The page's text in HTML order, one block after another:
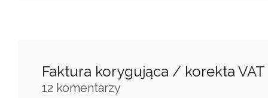
Faktura korygująca / korekta VAT
12 komentarzy